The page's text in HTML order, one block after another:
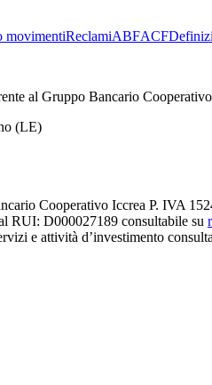
movimentiReclamiABFACF
al Gruppo Bancario
(LE)
Cooperativo Iccrea P. IVA
RUI: D000027189 consultabile su
e attività d’investimento